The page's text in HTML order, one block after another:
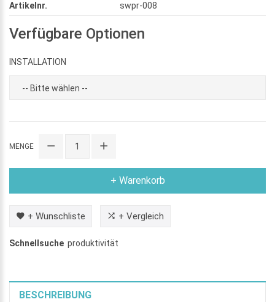
Artikelnr. swpr-008
Verfügbare Optionen
INSTALLATION
MENGE
+ Warenkorb
+ Wunschliste + Vergleich
Schnellsuche produktivität
BESCHREIBUNG